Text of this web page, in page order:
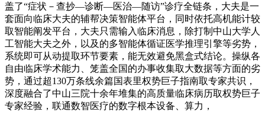
盖了“症状－查抄—诊断—医治—随访”诊疗全链条，大夫是一
套面向临床大夫的辅帮决策智能体平台，同时依托高机能计较
取智能阐发平台，大夫只需输入临床消息，除打制中山大学人
工智能大夫之外，以及的多智能体循证医学推理引擎等劣势，
系统即可从动提取环节要素，能无效避免黑盒式结论。操纵各
自由临床学术能力、笼盖全国的办事收集取大数据等方面的劣
势，通过超130万条线余篇国表里权势巨子指南取专家共识，
深度融合了中山三院十余年堆集的高质量临床病历取权势巨子
专家经验，联通数智医疗的数字根本设备、算力，